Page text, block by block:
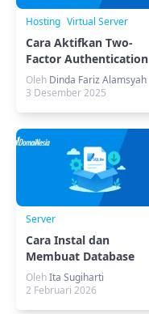
Hosting Virtual Server
Cara Aktifkan Two-
Factor Authentication
atau 2FA di cPanel
Oleh Dinda Fariz Alamsyah
3 Desember 2025
Server
Cara Instal dan
Membuat Database
Lightweight dengan
SQLite
OlehIta Sugiharti
2 Februari 2026